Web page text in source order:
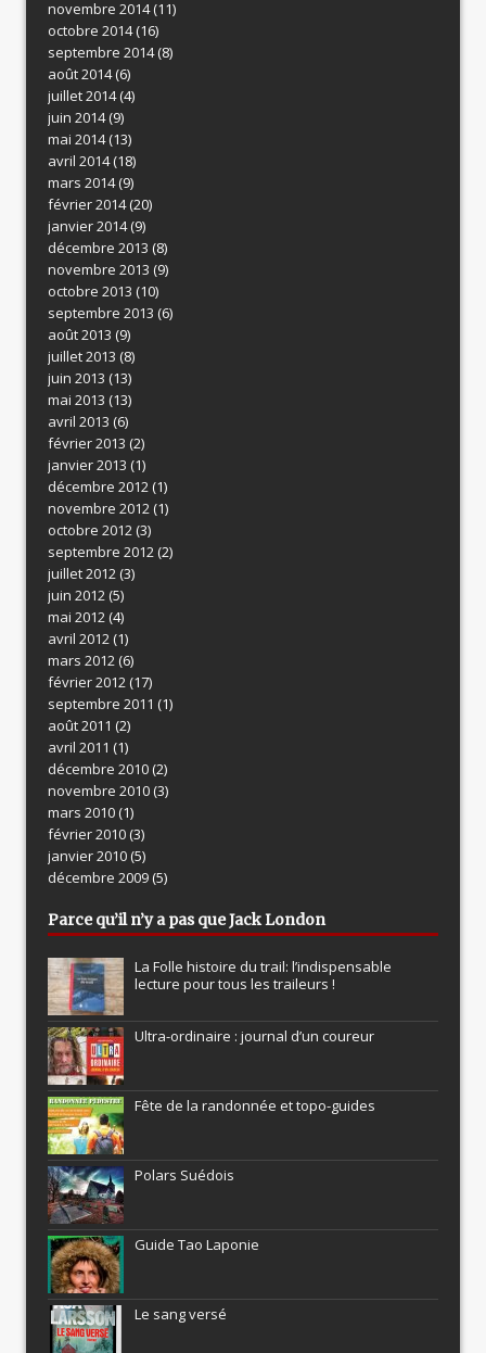
novembre 2014(11)
octobre 2014(16)
septembre 2014(8)
août 2014(6)
juillet 2014(4)
juin 2014(9)
mai 2014(13)
avril 2014(18)
mars 2014(9)
février 2014(20)
janvier 2014(9)
décembre 2013 (8)
novembre 2013 (9)
octobre 2013 (10)
septembre 2013 (6)
août 2013 (9)
juillet 2013 (8)
juin 2013 (13)
mai 2013 (13)
avril 2013 (6)
février 2013 (2)
janvier 2013 (1)
décembre 2012(1)
novembre 2012(1)
octobre 2012(3)
septembre 2012(2)
juillet 2012(3)
juin 2012(5)
mai 2012(4)
avril 2012(1)
mars 2012(6)
février 2012(17)
septembre 2011 (1)
août 2011 (2)
avril 2011 (1)
décembre 2010(2)
novembre 2010(3)
mars 2010(1)
février 2010(3)
janvier 2010(5)
décembre 2009(5)
Parce qu’il n’y a pas que Jack London
La Folle histoire du trail: l’indispensable
lecture pour tous les traileurs !
Ultra-ordinaire : journal d’un coureur
Fête de la randonnée et topo-guides
Polars Suédois
Guide Tao Laponie
Le sang versé